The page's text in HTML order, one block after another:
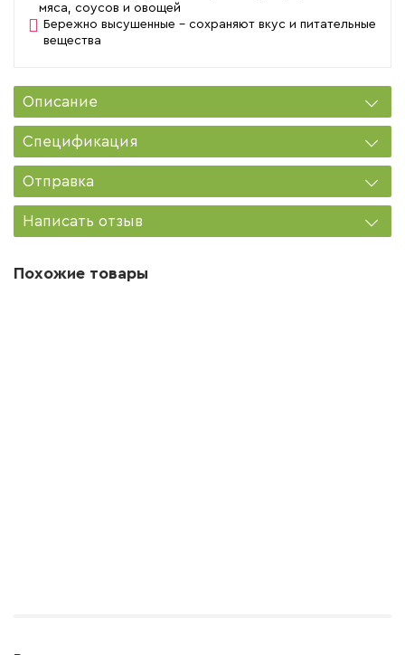
мяса, соусов и овощей
Бережно высушенные - сохраняют вкус и питательные
вещества
Описание
Спецификация
Отправка
Написать отзыв
Похожие товары